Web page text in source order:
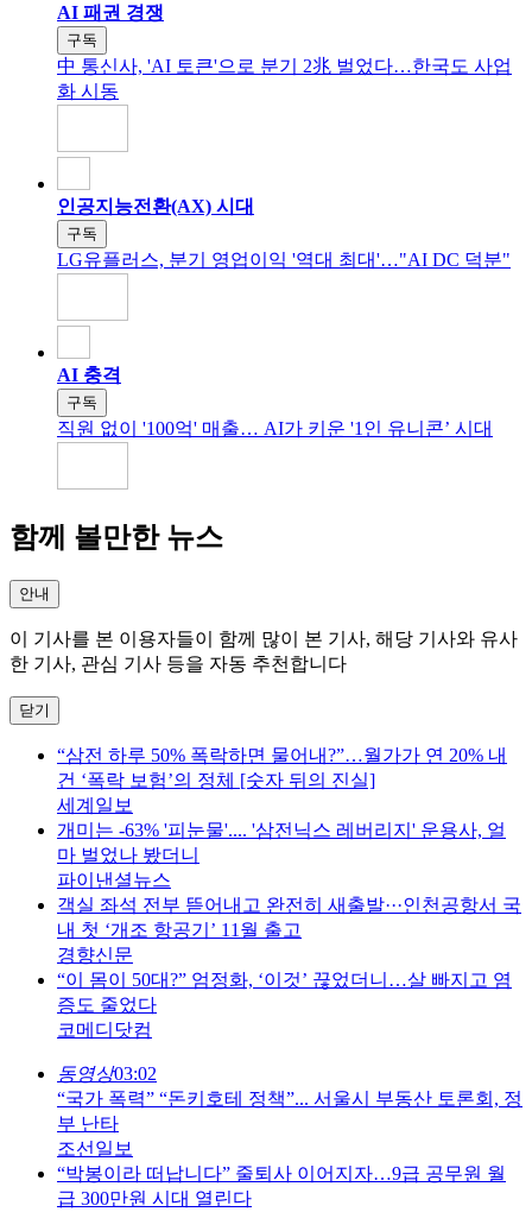
AI 패권 경쟁
구독
中 통신사, 'AI 토큰'으로 분기 2兆 벌었다…한국도 사업
화 시동
인공지능전환(AX) 시대
구독
LG유플러스, 분기 영업이익 '역대 최대'…"AI DC 덕분"
AI 충격
구독
직원 없이 '100억' 매출… AI가 키운 '1인 유니콘’ 시대
함께 볼만한 뉴스
안내
이 기사를 본 이용자들이 함께 많이 본 기사, 해당 기사와 유사
한 기사, 관심 기사 등을 자동 추천합니다
닫기
“삼전 하루 50% 폭락하면 물어내?”…월가가 연 20% 내
건 ‘폭락 보험’의 정체 [숫자 뒤의 진실]
세계일보
개미는 -63% '피눈물'.... '삼전닉스 레버리지' 운용사, 얼
마 벌었나 봤더니
파이낸셜뉴스
객실 좌석 전부 뜯어내고 완전히 새출발···인천공항서 국
내 첫 ‘개조 항공기’ 11월 출고
경향신문
“이 몸이 50대?” 엄정화, ‘이것’ 끊었더니…살 빠지고 염
증도 줄었다
코메디닷컴
동영상03:02
“국가 폭력” “돈키호테 정책”... 서울시 부동산 토론회, 정
부 난타
조선일보
“박봉이라 떠납니다” 줄퇴사 이어지자…9급 공무원 월
급 300만원 시대 열린다